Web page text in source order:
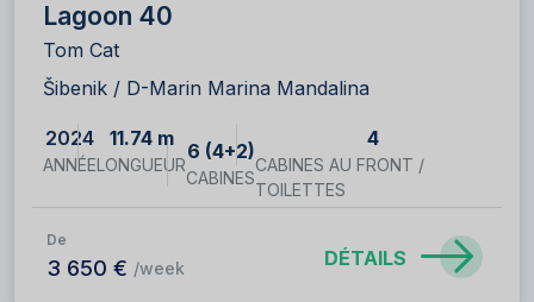
Lagoon 40
Tom Cat
Šibenik / D-Marin Marina Mandalina
2024
ANNÉE
11.74 m
LONGUEUR
6 (4+2)
CABINES
4
CABINES AU FRONT /
TOILETTES
De
3 650 € /week DÉTAILS